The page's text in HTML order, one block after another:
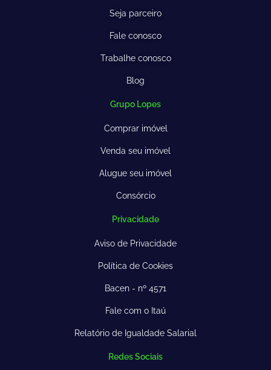
Seja parceiro
Fale conosco
Trabalhe conosco
Blog
Grupo Lopes
Comprar imóvel
Venda seu imóvel
Alugue seu imóvel
Consórcio
Privacidade
Aviso de Privacidade
Política de Cookies
Bacen - nº 4571
Fale com o Itaú
Relatório de Igualdade Salarial
Redes Sociais